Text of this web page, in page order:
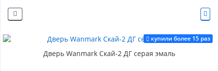
купили более 15 раз
Дверь Wanmark Скай-2 ДГ серая эмаль